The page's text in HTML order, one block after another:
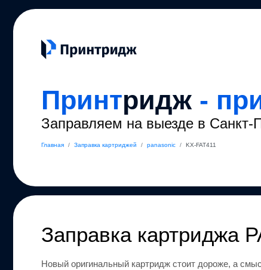
Принтридж -
Заправляем на выезде в Санкт-
Главная / Заправка картриджей / panasonic / KX-FAT411
Заправка картриджа
Новый оригинальный картридж стоит дороже, а